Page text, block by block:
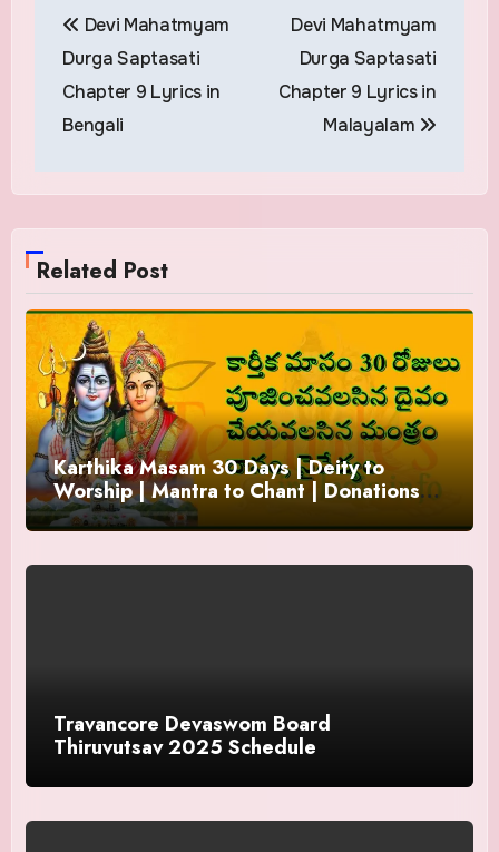
navigation
Devi Mahatmyam
Durga Saptasati
Chapter 9 Lyrics in
Bengali
Devi Mahatmyam
Durga Saptasati
Chapter 9 Lyrics in
Malayalam
Related Post
Karthika Masam 30 Days | Deity to
Worship | Mantra to Chant | Donations
and Offering
Travancore Devaswom Board
Thiruvutsav 2025 Schedule